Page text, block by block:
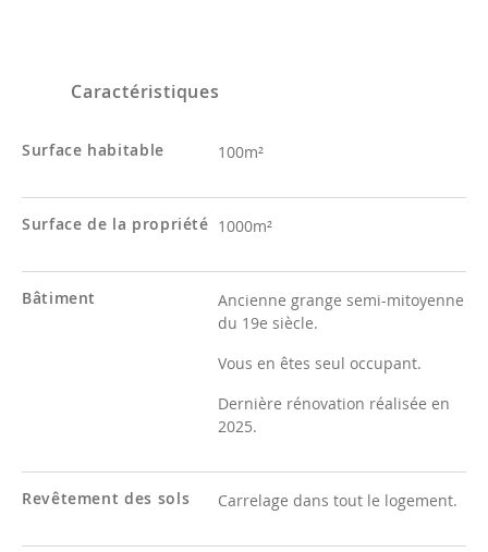
Caractéristiques
Surface habitable 100m²
Surface de la propriété 1000m²
Bâtiment
Ancienne grange semi-mitoyenne
du 19e siècle.
Vous en êtes seul occupant.
Dernière rénovation réalisée en
2025.
Revêtement des sols Carrelage dans tout le logement.